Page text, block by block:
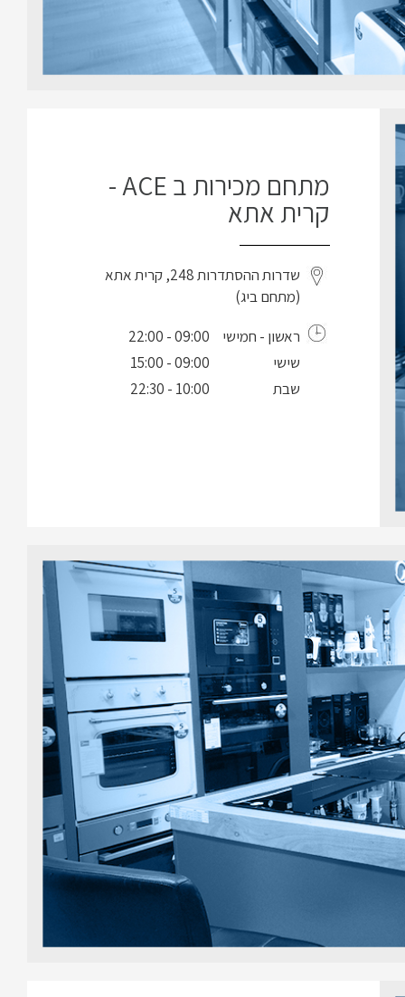
מתחם מכירות ב ACE -
קרית אתא
שדרות ההסתדרות 248, קרית אתא
(מתחם ביג)
ראשון - חמישי
09:00 - 22:00
שישי
09:00 - 15:00
שבת
10:00 - 22:30